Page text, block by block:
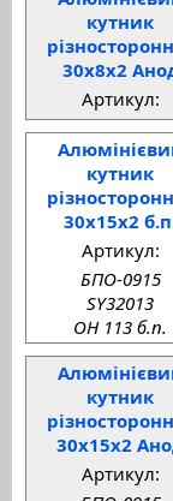
кутник
30x8x2
Артикул:
кутник
30x15x2
Артикул:
БПО-0915
SY32013
ОН 113 б.п.
кутник
30x15x2
Артикул: